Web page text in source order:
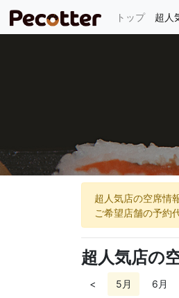
トップ 超人
超人気店の空席情
ご希望店舗の予約
超人気店の
< 5月 6月